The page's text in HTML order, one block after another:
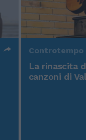
Controtempo
La rinascita
canzoni di